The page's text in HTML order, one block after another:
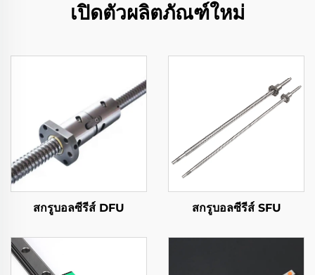
เปิดตัวผลิตภัณฑ์ใหม่
สกรูบอลซีรีส์ DFU สกรูบอลซีรีส์ SFU